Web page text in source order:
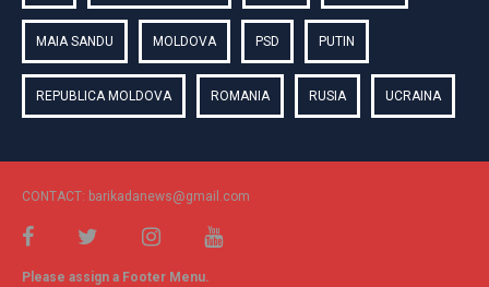
MAIA SANDU MOLDOVA PSD PUTIN
REPUBLICA MOLDOVA ROMANIA RUSIA UCRAINA
CONTACT: barikadanews@gmail.com
Please assign a Footer Menu.